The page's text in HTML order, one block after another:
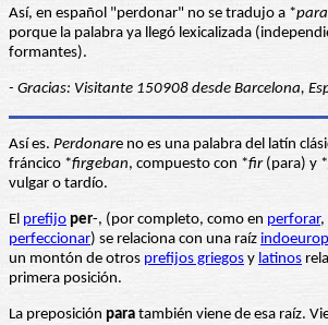
Así, en español "perdonar" no se tradujo a *
porque la palabra ya llegó lexicalizada
formantes).
- Gracias: Visitante 150908 desde Barcelona,
Así es. Perdonare no es una palabra del latín
fráncico *firgeban, compuesto con *fir(para) y *
vulgar o tardío.
El prefijo per-, (por completo, como en perforar,
perfeccionar) se relaciona con una raíz
un montón de otros prefijos griegos y latinos
primera posición.
La preposición para también viene de esa raíz.